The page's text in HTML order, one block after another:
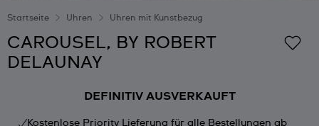
Startseite Uhren Uhren mit Kunstbezug
CAROUSEL, BY ROBERT
DELAUNAY
DEFINITIV AUSVERKAUFT
Kostenlose Priority Lieferung für alle Bestellungen ab